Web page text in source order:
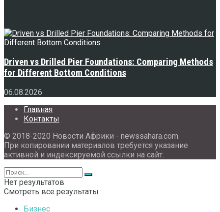
Driven vs Drilled Pier Foundations: Comparing Methods
for Different Bottom Conditions
06.08.2026
Главная
Контакты
© 2018-2020 Новости Африки - newssahara.com.
При копировании материалов требуется указание
активной и индексируемой ссылки на сайт.
Нет результатов
Смотреть все результаты
Бизнес